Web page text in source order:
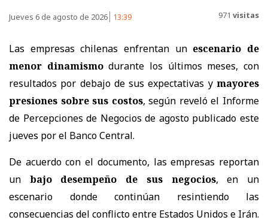
Jueves 6 de agosto de 2026 13:39 971 visitas
Las empresas chilenas enfrentan un escenario de
menor dinamismodurante los últimos meses, con
resultados por debajo de sus expectativas y mayores
presiones sobre sus costos, según reveló el Informe
de Percepciones de Negocios de agosto publicado este
jueves por el Banco Central.
De acuerdo con el documento, las empresas reportan
un bajo desempeño de sus negocios, en un
escenario donde continúan resintiendo las
consecuencias del conflicto entre Estados Unidos e Irán.